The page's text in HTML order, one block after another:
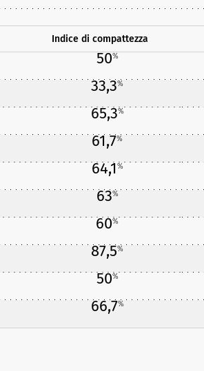
Indice di compattezza
50%
33,3%
65,3%
61,7%
64,1%
63%
60%
87,5%
50%
66,7%